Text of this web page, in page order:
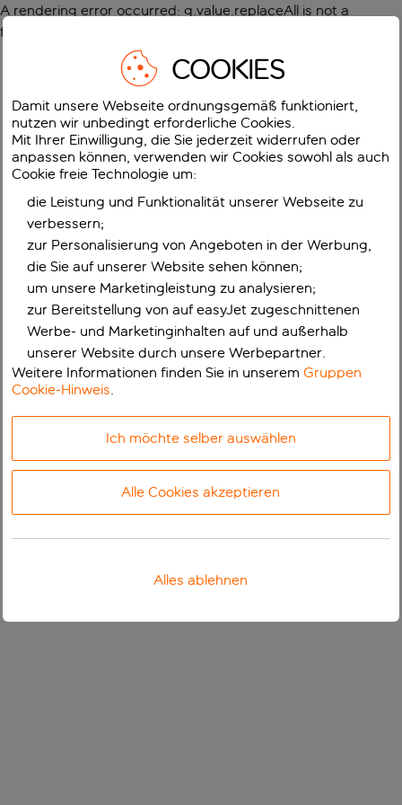
A rendering error occurred: g.value.replaceAll is not a
function
COOKIES
Damit unsere Webseite ordnungsgemäß funktioniert,
nutzen wir unbedingt erforderliche Cookies.
Mit Ihrer Einwilligung, die Sie jederzeit widerrufen oder
anpassen können, verwenden wir Cookies sowohl als auch
Cookie freie Technologie um:
die Leistung und Funktionalität unserer Webseite zu
verbessern;
zur Personalisierung von Angeboten in der Werbung,
die Sie auf unserer Website sehen können;
um unsere Marketingleistung zu analysieren;
zur Bereitstellung von auf easyJet zugeschnittenen
Werbe- und Marketinginhalten auf und außerhalb
unserer Website durch unsere Werbepartner.
Weitere Informationen finden Sie in unseremGruppen
Cookie-Hinweis.
Ich möchte selber auswählen
Alle Cookies akzeptieren
Alles ablehnen